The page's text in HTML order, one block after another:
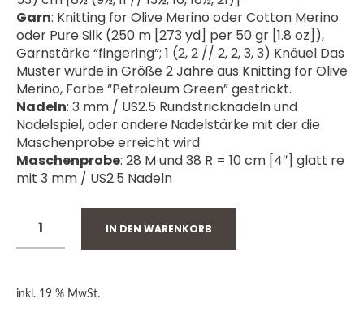
Garn: Knitting for Olive Merino oder Cotton Merino
oder Pure Silk (250 m [273 yd] per 50 gr [1.8 oz]),
Garnstärke “fingering”; 1 (2, 2 // 2, 2, 3, 3) Knäuel Das
Muster wurde in Größe 2 Jahre aus Knitting for Olive
Merino, Farbe “Petroleum Green” gestrickt.
Nadeln: 3 mm / US2.5 Rundstricknadeln und
Nadelspiel, oder andere Nadelstärke mit der die
Maschenprobe erreicht wird
Maschenprobe: 28 M und 38 R = 10 cm [4″] glatt re
mit 3 mm / US2.5 Nadeln
IN DEN WARENKORB
inkl. 19 % MwSt.